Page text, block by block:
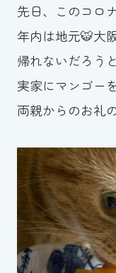
波スイタイ
お問い合わ
平日 9:00
メ
先日、このコロ
年内は地元🐯大
帰れないだろう
実家にマンゴー
両親からのお礼